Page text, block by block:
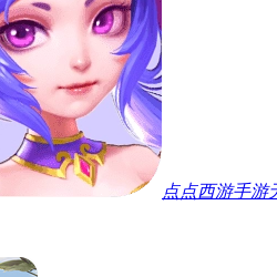
点点西游手游